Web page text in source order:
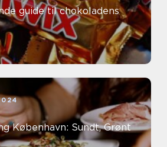
guide til chokoladens
København: Sundt, Grønt